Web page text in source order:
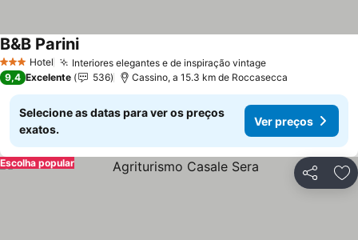
3 EstrelasHotel Interiores elegantes e de inspiração vintageVer preços
B&B PariniVer preços
9,4 Excelente 536 Cassino, a 15.3 km de Roccasecca
Selecione as datas para ver os preços
exatos.
Ver preços
Partilhar
Escolha popular